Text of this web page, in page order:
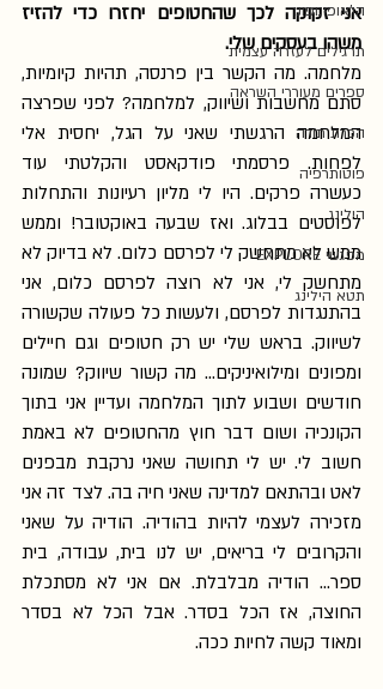
הו'אופונופונו
תרגילים לעזרה עצמית
ספרים מעוררי השראה
הכרת תודה
פוטותרפיה
הילינג
מפגשי EXPLORE
תטא הילינג
משהו בעסקים שלי.
ומאוד קשה לחיות ככה.